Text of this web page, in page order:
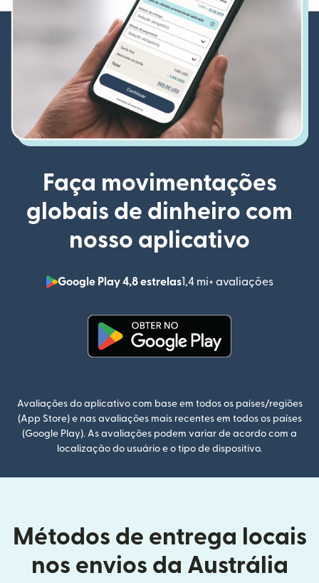
Faça movimentações
globais de dinheiro com
nosso aplicativo
Google Play 4,8 estrelas1,4 mi+ avaliações
(abre
Avaliações do aplicativo com base em todos os países/regiões
(App Store) e nas avaliações mais recentes em todos os países
(Google Play). As avaliações podem variar de acordo com a
localização do usuário e o tipo de dispositivo.
Métodos de entrega locais
nos envios da Austrália